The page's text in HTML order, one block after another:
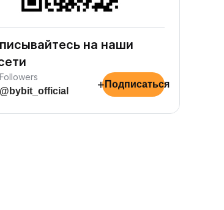
на наши
Followers
@bybit_official
+ Подписаться